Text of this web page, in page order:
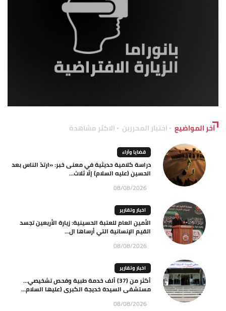
آخر المواضيع اختيار المحررين الاكثر مشاهدة
قضايا وآراء
دراسة كلامية حديثية في معنى خبر: «ارتدّ الناس بعد
الحسين (عليه السلام) إلّا ثلاث...
08/08/2026
اخبار وتقارير
الأمين العام للعتبة الحسينية: زيارة الأربعين تجسد
القيم الإنسانية التي أرساها ال...
08/08/2026
اخبار وتقارير
أكثر من (37) ألف خدمة طبية وفحص تشخيصي…
مستشفى السيدة خديجة الكبرى (عليها السلام...
08/08/2026